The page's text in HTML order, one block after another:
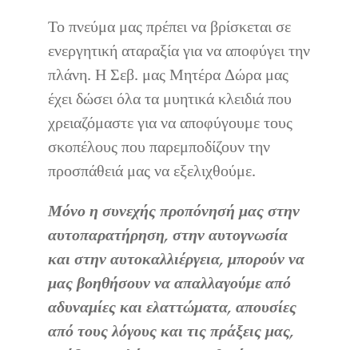
Το πνεύμα μας πρέπει να βρίσκεται σε
ενεργητική αταραξία για να αποφύγει την
πλάνη. Η Σεβ. μας Μητέρα Δώρα μας
έχει δώσει όλα τα μυητικά κλειδιά που
χρειαζόμαστε για να αποφύγουμε τους
σκοπέλους που παρεμποδίζουν την
προσπάθειά μας να εξελιχθούμε.
Μόνο η συνεχής προπόνησή μας στην
αυτοπαρατήρηση, στην αυτογνωσία
και στην αυτοκαλλιέργεια, μπορούν να
μας βοηθήσουν να απαλλαγούμε από
αδυναμίες και ελαττώματα, απουσίες
από τους λόγους και τις πράξεις μας,